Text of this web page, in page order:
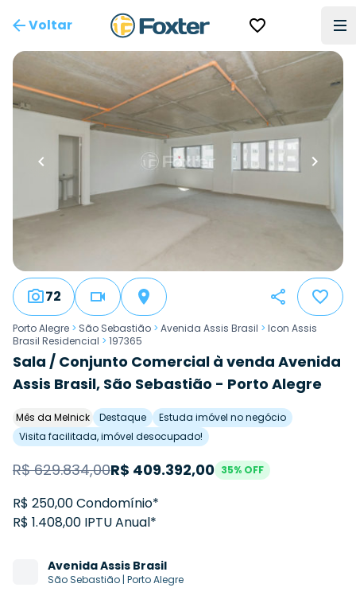
Voltar
72
Porto Alegre > São Sebastião > Avenida Assis Brasil > Icon Assis
Brasil Residencial > 197365
Sala / Conjunto Comercial à venda Avenida
Assis Brasil, São Sebastião - Porto Alegre
Mês da Melnick Destaque
Estuda imóvel no negócio
Visita facilitada, imóvel desocupado!
R$629.834,00R$ 409.392,00 35% OFF
R$ 250,00 Condomínio*
R$ 1.408,00 IPTU Anual*
AvenidaAssis Brasil
São Sebastião | Porto Alegre